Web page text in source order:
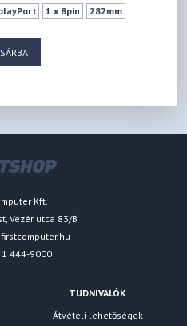
1 x 8pin 282mm
Kft.
Vezér utca 83/B
1 444-9000
TUDNIVALÓK
Átvételi lehetőségek